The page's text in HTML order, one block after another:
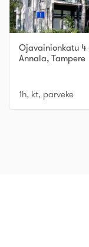
Ojavainionkatu 4
Annala, Tampere
1h, kt, parveke